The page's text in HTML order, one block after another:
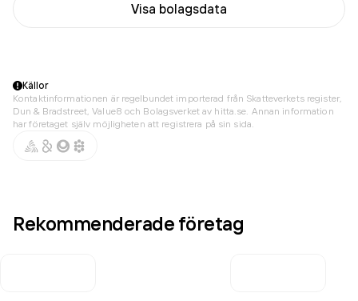
Visa bolagsdata
Källor
Kontaktinformationen är regelbundet importerad från Skatteverkets register,
Dun & Bradstreet, Value8 och Bolagsverket av hitta.se. Annan information
har företaget själv möjligheten att registrera på sin sida.
Rekommenderade företag